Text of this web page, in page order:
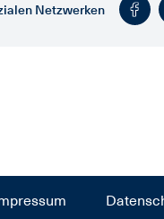
Netzwerken